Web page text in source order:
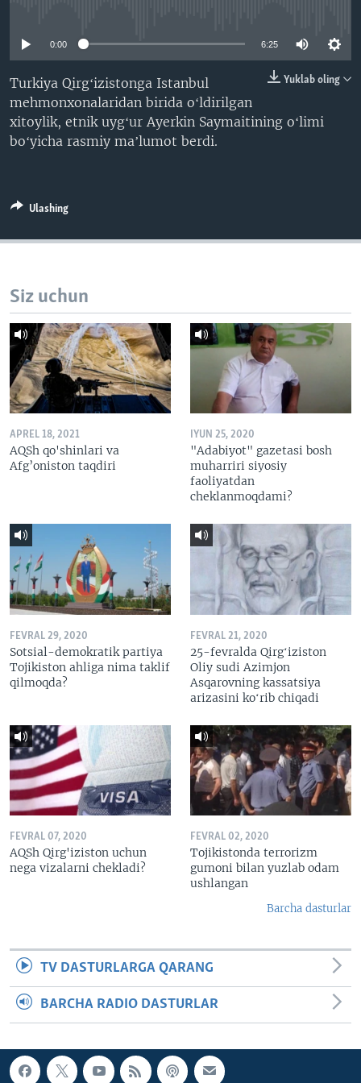
XABARLAR SURATLARDA
TELEGRAM
SOUNDCLOUD
VOA
0:00 6:25
Yuklab oling
Turkiya Qirgʻizistonga Istanbul
mehmonxonalaridan birida oʻldirilgan
xitoylik, etnik uygʻur Ayerkin Saymaitining oʻlimi
boʻyicha rasmiy maʼlumot berdi.
Ulashing
Siz uchun
APREL 18, 2021
AQSh qo'shinlari va
Afg’oniston taqdiri
IYUN 25, 2020
"Adabiyot" gazetasi bosh
muharriri siyosiy
faoliyatdan
cheklanmoqdami?
FEVRAL 29, 2020
Sotsial-demokratik partiya
Tojikiston ahliga nima taklif
qilmoqda?
FEVRAL 21, 2020
25-fevralda Qirgʻiziston
Oliy sudi Azimjon
Asqarovning kassatsiya
arizasini koʻrib chiqadi
FEVRAL 07, 2020
AQSh Qirg'iziston uchun
nega vizalarni chekladi?
FEVRAL 02, 2020
Tojikistonda terrorizm
gumoni bilan yuzlab odam
ushlangan
Barcha dasturlar
TV DASTURLARGA QARANG
BARCHA RADIO DASTURLAR